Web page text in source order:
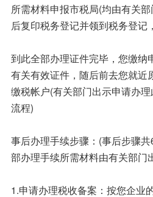
所需材料申报市税局(均由有关
后复印税务登记并领到税务登记
到此全部办理证件完毕，您缴纳
有关有效证件，随后前去您就近
缴税帐户(有关部门出示申请办
流程)
事后办理手续步骤：(事后步骤
部办理手续所需材料由有关部门
1.申请办理税收备案：按您企业